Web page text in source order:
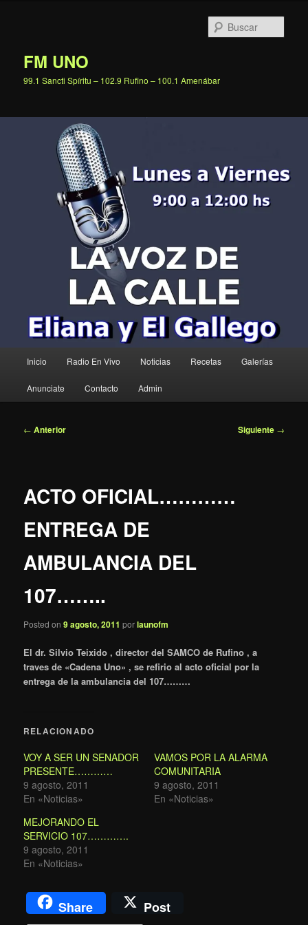
FM UNO
99.1 Sancti Spíritu – 102.9 Rufino – 100.1 Amenábar
principal
Inicio Radio En Vivo Noticias Recetas Galerías
Anunciate Contacto Admin
Navegación
← Anterior Siguiente →
ACTO OFICIAL…………
ENTREGA DE
AMBULANCIA DEL
107……..
Posted on9 agosto, 2011 porlaunofm
El dr. Silvio Teixido , director del SAMCO de Rufino , a
traves de «Cadena Uno» , se refirio al acto oficial por la
entrega de la ambulancia del 107………
RELACIONADO
VOY A SER UN SENADOR
PRESENTE…………
9 agosto, 2011
En «Noticias»
VAMOS POR LA ALARMA
COMUNITARIA
9 agosto, 2011
En «Noticias»
MEJORANDO EL
SERVICIO 107………….
9 agosto, 2011
En «Noticias»
Share Post